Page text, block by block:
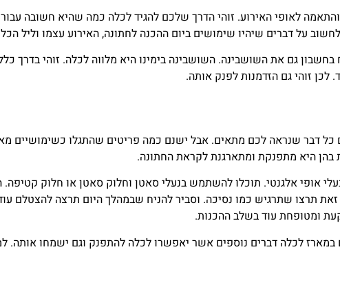
לאופי האירוע. זוהי הדרך שלכם להגיד לכלה כמה שהיא חשובה
על דברים שיהיו שימושים ביום ההכנה לחתונה, האירוע עצמו וליל
גם את השושבינה. השושבינה בימינו היא מלווה לכלה. זוהי בדרך
לכן זוהי גם הזדמנות לפנק אותה.
דבר שנראה לכם מתאים. אבל ישנם כמה פריטים שהתגלו כשימושיים
בהן היא מתפנקת ומתארגנת לקראת החתונה.
אופי אלגנטי. תוכלו להשתמש בנעלי סאטן וחלוק סאטן או חלוק
זאת תרצו שתרגיש כמו נסיכה. וסביר להניח שבמהלך היום תרצה להצטלם
ומטופחת עוד בשלב ההכנות.
לכלה דברים נוספים אשר יאפשרו לכלה להתפנק וגם ישמחו אותה.